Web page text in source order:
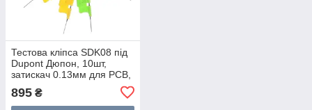
Тестова кліпса SDK08 під
Dupont Дюпон, 10шт,
затискач 0.13мм для PCB,
895 ₴